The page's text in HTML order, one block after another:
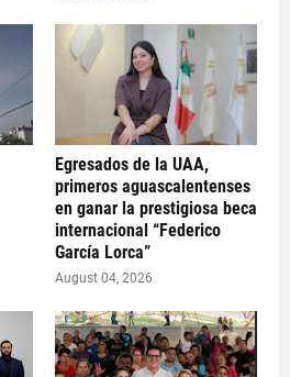
Egresados de la UAA,
primeros aguascalentenses
en ganar la prestigiosa beca
internacional “Federico
García Lorca”
August 04, 2026